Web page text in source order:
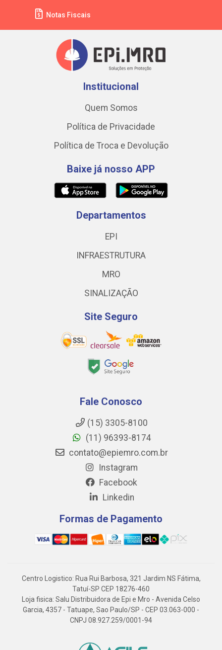
Notas Fiscais
Institucional
Quem Somos
Política de Privacidade
Política de Troca e Devolução
Baixe já nosso APP
Departamentos
EPI
INFRAESTRUTURA
MRO
SINALIZAÇÃO
Site Seguro
Fale Conosco
(15) 3305-8100
(11) 96393-8174
contato@epiemro.com.br
Instagram
Facebook
Linkedin
Formas de Pagamento
Centro Logistico: Rua Rui Barbosa, 321 Jardim NS Fátima,
Tatuí-SP CEP 18276-460
Loja fisica: Salu Distribuidora de Epi e Mro - Avenida Celso
Garcia, 4357 - Tatuape, Sao Paulo/SP - CEP 03.063-000 -
CNPJ 08.927.259/0001-94